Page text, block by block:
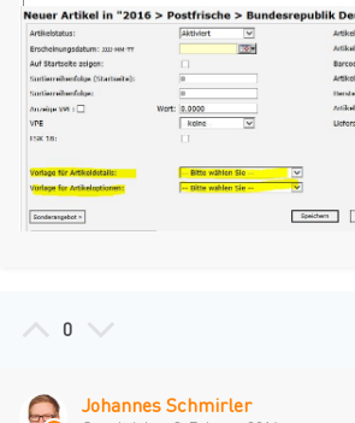
0
Johannes Schmirler